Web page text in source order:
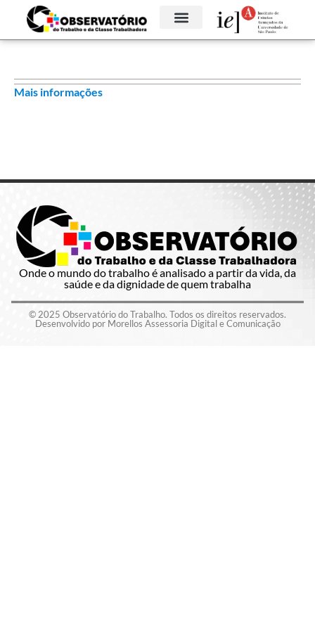
Mais informações
Onde o mundo do trabalho é analisado a partir da vida, da
saúde e da dignidade de quem trabalha
© 2025 Observatório do Trabalho. Todos os direitos reservados.
Desenvolvido por Morellos Assessoria Digital e Comunicação